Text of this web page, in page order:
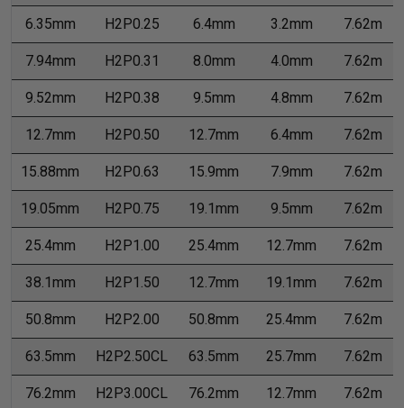
6.35mm H2P0.25 6.4mm 3.2mm 7.62m
7.94mm H2P0.31 8.0mm 4.0mm 7.62m
9.52mm H2P0.38 9.5mm 4.8mm 7.62m
12.7mm H2P0.50 12.7mm 6.4mm 7.62m
15.88mm H2P0.63 15.9mm 7.9mm 7.62m
19.05mm H2P0.75 19.1mm 9.5mm 7.62m
25.4mm H2P1.00 25.4mm 12.7mm 7.62m
38.1mm H2P1.50 12.7mm 19.1mm 7.62m
50.8mm H2P2.00 50.8mm 25.4mm 7.62m
63.5mm H2P2.50CL 63.5mm 25.7mm 7.62m
76.2mm H2P3.00CL 76.2mm 12.7mm 7.62m